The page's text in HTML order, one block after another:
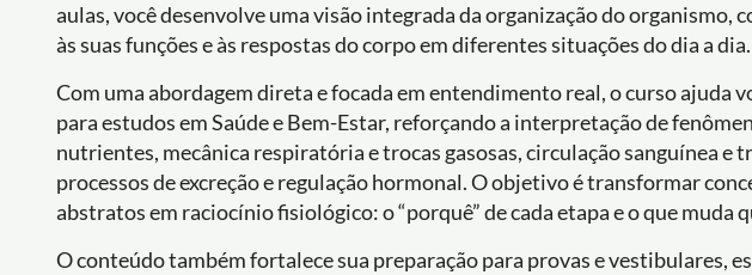
aulas, você desenvolve uma visão integrada da organização do organismo,
às suas funções e às respostas do corpo em diferentes situações do dia a dia.
Com uma abordagem direta e focada em entendimento real, o curso ajuda
para estudos em Saúde e Bem-Estar, reforçando a interpretação de
nutrientes, mecânica respiratória e trocas gasosas, circulação sanguínea e
processos de excreção e regulação hormonal. O objetivo é transformar
abstratos em raciocínio fisiológico: o “porquê” de cada etapa e o que muda
O conteúdo também fortalece sua preparação para provas e vestibulares,